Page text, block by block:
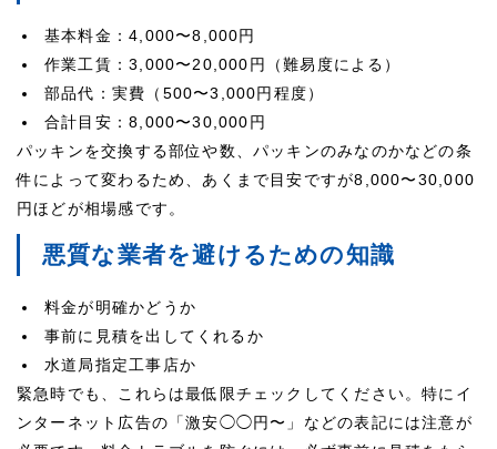
基本料金：4,000〜8,000円
作業工賃：3,000〜20,000円（難易度による）
部品代：実費（500〜3,000円程度）
合計目安：8,000〜30,000円
パッキンを交換する部位や数、パッキンのみなのかなどの条
件によって変わるため、あくまで目安ですが8,000〜30,000
円ほどが相場感です。
悪質な業者を避けるための知識
料金が明確かどうか
事前に見積を出してくれるか
水道局指定工事店か
緊急時でも、これらは最低限チェックしてください。特にイ
ンターネット広告の「激安◯◯円〜」などの表記には注意が